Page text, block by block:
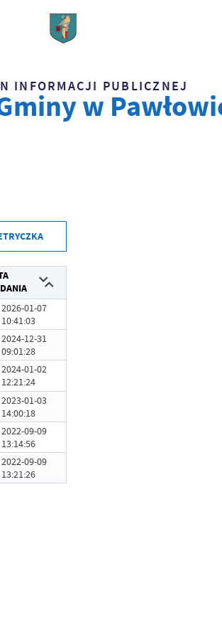
INFORMACJI PUBLICZNEJ
w
2026-01-07
10:41:03
2024-12-31
09:01:28
2024-01-02
12:21:24
2023-01-03
14:00:18
2022-09-09
13:14:56
2022-09-09
13:21:26